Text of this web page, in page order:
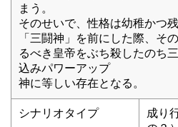
まう。
そのせいで、性格は幼稚かつ
「三闘神」を前にした際、そ
るべき皇帝をぶち殺したのち
込みパワーアップ
神に等しい存在となる。
シナリオタイプ
成り